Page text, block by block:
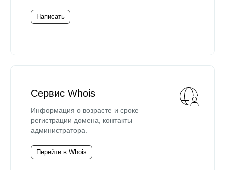
Написать
Сервис Whois
Информация о возрасте и сроке
регистрации домена, контакты
администратора.
Перейти в Whois